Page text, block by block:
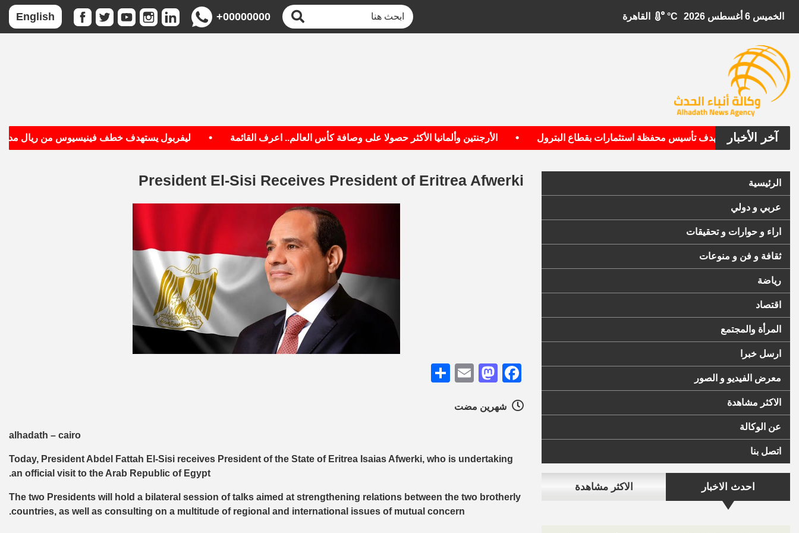
الخميس 6 أغسطس 2026 °C
+00000000
English
آخر الأخبار
الأمريكية تستهدف تأسيس محفظة استثمارات بقطاع البترول الأرجنتين وألمانيا الأكثر حصولا على وصافة كأس العالم.. اعرف القائمة ليفربول يستهدف خطف فينيسيوس من ريال مدريد
الرئيسية
عربي و دولي
اراء و حوارات و تحقيقات
ثقافة و فن و منوعات
رياضة
اقتصاد
المرأة والمجتمع
ارسل خبرا
معرض الفيديو و الصور
الاكثر مشاهدة
عن الوكالة
اتصل بنا
احدث الاخبار الاكثر مشاهدة
President El-Sisi Receives President of Eritrea Afwerki
Facebook
Mastodon
Email
شهرين مضت
alhadath – cairo
Today, President Abdel Fattah El-Sisi receives President of the State of Eritrea Isaias Afwerki, who is undertaking
an official visit to the Arab Republic of Egypt.
The two Presidents will hold a bilateral session of talks aimed at strengthening relations between the two brotherly
countries, as well as consulting on a multitude of regional and international issues of mutual concern.